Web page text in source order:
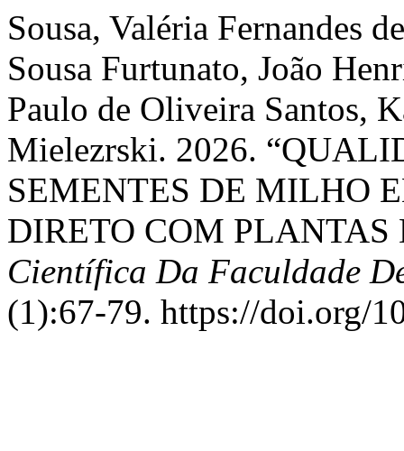
Sousa, Valéria Fernandes
Sousa Furtunato, João
Paulo de Oliveira Santos,
Mielezrski. 2026.
SEMENTES DE MILHO
DIRETO COM
Científica Da Faculdade
(1):67-79. https://doi.org/